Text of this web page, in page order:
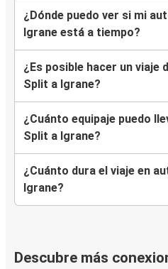
¿Dónde puedo ver si mi
Igrane está a tiempo?
¿Es posible hacer un viaje
Split a Igrane?
¿Cuánto equipaje puedo
Split a Igrane?
¿Cuánto dura el viaje en
Igrane?
Descubre más